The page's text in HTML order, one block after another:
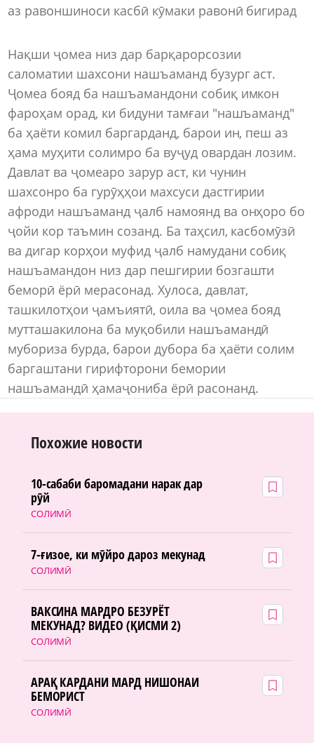
аз равоншиноси касбӣ кӯмаки равонӣ бигирад
Нақши ҷомеа низ дар барқарорсозии
саломатии шахсони нашъаманд бузург аст.
Ҷомеа бояд ба нашъамандони собиқ имкон
фароҳам орад, ки бидуни тамғаи "нашъаманд"
ба ҳаёти комил баргарданд, барои ин, пеш аз
ҳама муҳити солимро ба вуҷуд овардан лозим.
Давлат ва ҷомеаро зарур аст, ки чунин
шахсонро ба гурӯҳҳои махсуси дастгирии
афроди нашъаманд ҷалб намоянд ва онҳоро бо
ҷойи кор таъмин созанд. Ба таҳсил, касбомӯзӣ
ва дигар корҳои муфид ҷалб намудани собиқ
нашъамандон низ дар пешгирии бозгашти
беморӣ ёрӣ мерасонад. Хулоса, давлат,
ташкилотҳои ҷамъиятӣ, оила ва ҷомеа бояд
мутташакилона ба муқобили нашъамандӣ
мубориза бурда, барои дубора ба ҳаёти солим
баргаштани гирифторони бемории
нашъамандӣ ҳамаҷониба ёрӣ расонанд.
Похожие новости
СОЛИМӢ
10-сабаби баромадани нарак дар
рӯй
СОЛИМӢ
7-ғизое, ки мӯйро дароз мекунад
СОЛИМӢ
ВАКСИНА МАРДРО БЕЗУРЁТ
МЕКУНАД? ВИДЕО (ҚИСМИ 2)
СОЛИМӢ
АРАҚ КАРДАНИ МАРД НИШОНАИ
БЕМОРИСТ